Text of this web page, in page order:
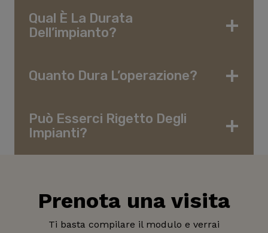
Qual È La Durata
Dell’impianto?
Quanto Dura L’operazione?
Può Esserci Rigetto Degli
Impianti?
Prenota una visita
Ti basta compilare il modulo e verrai